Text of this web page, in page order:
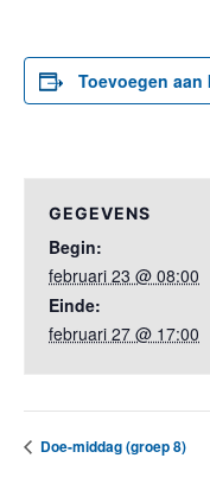
Toevoegen aan
GEGEVENS
Begin:
februari 23 @ 08:00
Einde:
februari 27 @ 17:00
Doe-middag (groep 8)